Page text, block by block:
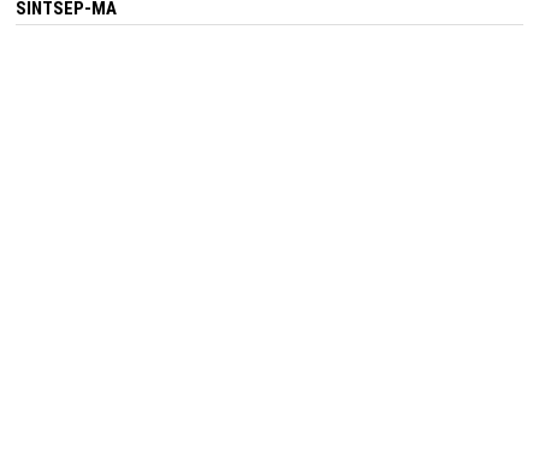
SINTSEP-MA